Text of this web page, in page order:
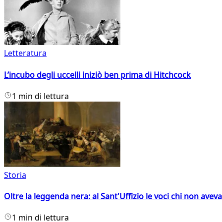
Letteratura
L’incubo degli uccelli iniziò ben prima di Hitchcock
1 min di lettura
Storia
Oltre la leggenda nera: al Sant'Uffizio le voci chi non
1 min di lettura